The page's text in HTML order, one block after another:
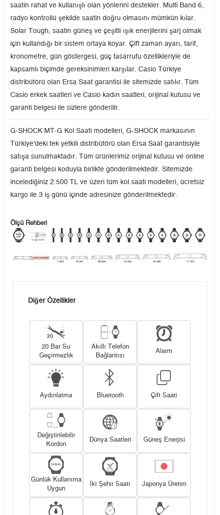
saatin rahat ve kullanışlı olan yönlerini destekler. Multi Band 6,
radyo kontrollü şekilde saatin doğru olmasını mümkün kılar.
Solar Tough, saatin güneş ve çeşitli ışık enerjilerini şarj olmak
için kullandığı bir sistem ortaya koyar. Çift zaman ayarı, tarif,
kronometre, gün göstergesi, güç tasarrufu özellikleriyle de
kapsamlı biçimde gereksinimleri karşılar. Casio Türkiye
distribütörü olan Ersa Saat garantisi ile sitemizde satılır. Tüm
Casio erkek saatleri ve Casio kadın saatleri, orijinal kutusu ve
garanti belgesi ile sizlere gönderilir.
G-SHOCK MT-G Kol Saati modelleri, G-SHOCK markasının
Türkiye'deki tek yetkili distribütörü olan Ersa Saat garantisiyle
satışa sunulmaktadır. Tüm ürünlerimiz orijinal kutusu ve online
garanti belgesi koduyla birlikte gönderilmektedir. Sitemizde
incelediğiniz 2.500 TL ve üzeri tüm kol saati modelleri, ücretsiz
kargo ile 3 iş günü içinde adresinize gönderilmektedir.
Ölçü Rehberi
Diğer Özellikler
20 Bar Su
Geçirmezlik
Akıllı Telefon
Bağlantısı
Alarm
Aydınlatma Bluetooth Çift Saati
Değiştirilebilir
Kordon
Dünya Saatleri Güneş Enerjisi
Günlük Kullanıma
Uygun
İki Şehir Saati Japonya Üretim